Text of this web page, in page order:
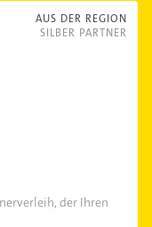
AUS DER REGION
SILBER PARTNER
der Ihren